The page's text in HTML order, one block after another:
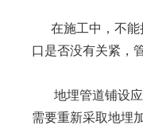
在施工中，不能
口是否没有关紧，
地埋管道铺设应
需要重新采取地埋